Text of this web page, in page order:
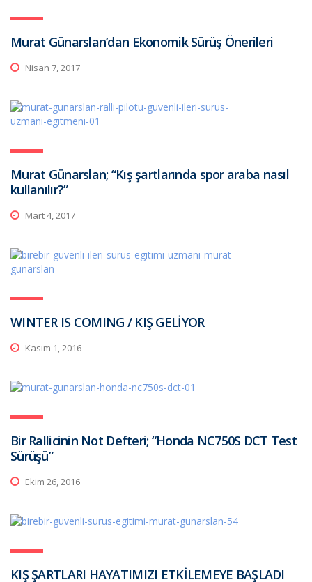
Murat Günarslan’dan Ekonomik Sürüş Önerileri
Nisan 7, 2017
Murat Günarslan; “Kış şartlarında spor araba nasıl
kullanılır?”
Mart 4, 2017
WINTER IS COMING / KIŞ GELİYOR
Kasım 1, 2016
Bir Rallicinin Not Defteri; “Honda NC750S DCT Test
Sürüşü”
Ekim 26, 2016
KIŞ ŞARTLARI HAYATIMIZI ETKİLEMEYE BAŞLADI